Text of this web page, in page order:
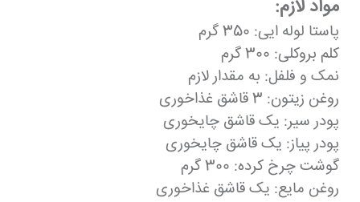
مواد لازم:
پاستا لوله ایی: 350 گرم
کلم بروکلی: 300 گرم
نمک و فلفل: به مقدار لازم
روغن زیتون: 3 قاشق غذاخوری
پودر سیر: یک قاشق چایخوری
پودر پیاز: یک قاشق چایخوری
گوشت چرخ کرده: 300 گرم
روغن مایع: یک قاشق غذاخوری